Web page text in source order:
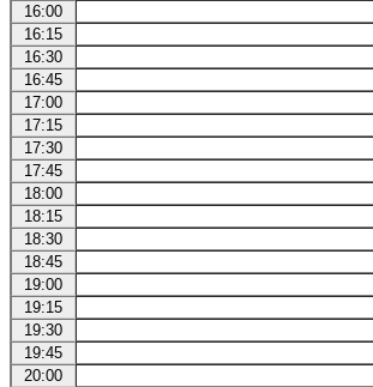
16:00
16:15
16:30
16:45
17:00
17:15
17:30
17:45
18:00
18:15
18:30
18:45
19:00
19:15
19:30
19:45
20:00